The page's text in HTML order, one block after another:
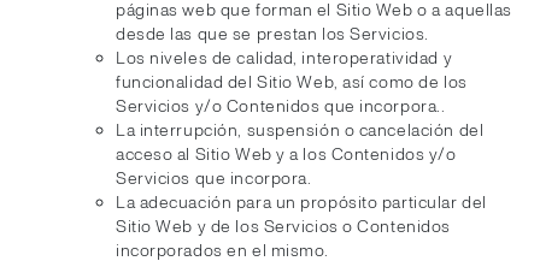
páginas web que forman el Sitio Web o a aquellas
desde las que se prestan los Servicios.
Los niveles de calidad, interoperatividad y
funcionalidad del Sitio Web, así como de los
Servicios y/o Contenidos que incorpora..
La interrupción, suspensión o cancelación del
acceso al Sitio Web y a los Contenidos y/o
Servicios que incorpora.
La adecuación para un propósito particular del
Sitio Web y de los Servicios o Contenidos
incorporados en el mismo.